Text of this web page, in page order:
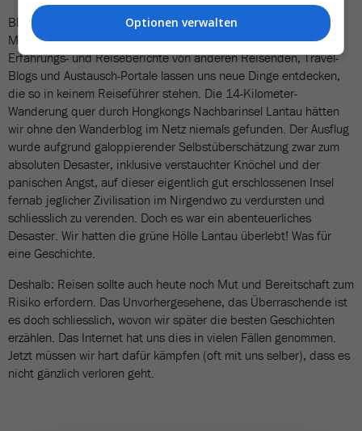
Bleiben wir fair: Das Internet eröffnet uns auch völlig neue
Möglichkeiten, und manchmal sogar ein waschechtes Abenteur.
Erfahrungs- und Reiseberichte von anderen Reisenden, Travel-
Blogs und Austausch-Portale lassen uns neue Dinge entdecken,
die so in keinem Reiseführer stehen. Die 14-Kilometer-
Wanderung quer durch Hongkongs Nachbarinsel Lantau hätten
wir ohne den Wanderblog im Netz niemals gefunden. Der Ausflug
wurde aufgrund galoppierender Selbstüberschätzung zwar zum
absoluten Desaster, inklusive verstauchter Knöchel und der
panischen Angst, auf dieser eigentlich gut erschlossenen Insel
fernab jeglicher Zivilisation im Nirgendwo zu verdursten und
schliesslich zu verenden. Doch es war ein abenteuerliches
Desaster. Wir hatten die grüne Hölle Lantau überlebt! Was für
eine Geschichte.
Deshalb: Reisen sollte auch heute noch Mut und Bereitschaft zum
Risiko erfordern. Das Unvorhergesehene, das Überraschende ist
es doch schliesslich, wovon wir später die besten Geschichten
erzählen. Das Internet hat uns dies in vielen Fällen genommen.
Jetzt müssen wir hart dafür kämpfen (oft mit uns selber), dass es
nicht gänzlich verloren geht.
Optionen verwalten